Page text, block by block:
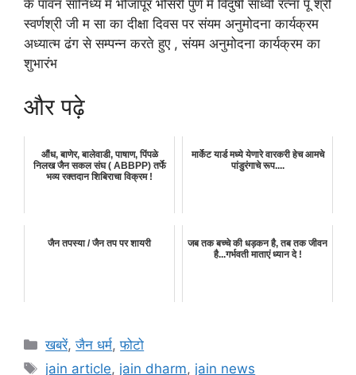
के पावन सानिध्य में भोजापूर भोसरी पुणे में विदुषी साध्वी रत्ना पू श्री
स्वर्णश्री जी म सा का दीक्षा दिवस पर संयम अनुमोदना कार्यक्रम
अध्यात्म ढंग से सम्पन्न करते हुए , संयम अनुमोदना कार्यक्रम का
शुभारंभ
और पढ़े
औंध, बाणेर, बालेवाडी, पाषाण, पिंपळे
निलख जैन सकल संघ ( ABBPP) तर्फे
भव्य रक्तदान शिबिराचा विक्रम !
मार्केट यार्ड मध्ये येणारे वारकरी हेच आमचे
पांडुरंगाचे रूप....
जैन तपस्या / जैन तप पर शायरी
जब तक बच्चे की धड़कन है, तब तक जीवन
है...गर्भवती माताएं ध्यान दे !
Categories
खबरें,जैन धर्म,फोटो
Tags
jain article, jain dharm, jain news